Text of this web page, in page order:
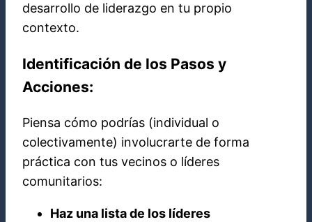
desarrollo de liderazgo en tu propio
contexto.
Identificación de los Pasos y
Acciones:
Piensa cómo podrías (individual o
colectivamente) involucrarte de forma
práctica con tus vecinos o líderes
comunitarios:
Haz una lista de los líderes